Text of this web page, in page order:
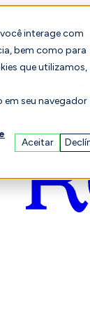
interage com
bem como para
que utilizamos,
em seu navegador
Aceitar